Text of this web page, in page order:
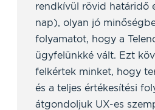
rendkívül rövid határidő
nap), olyan jó
folyamatot, hogy a
ügyfelünkké vált. Ezt
felkértek minket, hogy
és a teljes értékesítési
átgondoljuk UX-es